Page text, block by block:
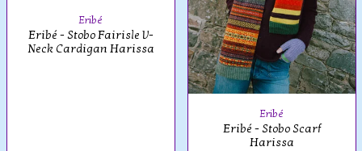
Eribé
Eribé - Stobo Fairisle V-
Neck Cardigan Harissa
Eribé
Eribé - Stobo Scarf
Harissa